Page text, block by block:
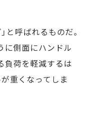
と呼ばれるものだ。
に側面にハンドル
負荷を軽減するは
重くなってしま